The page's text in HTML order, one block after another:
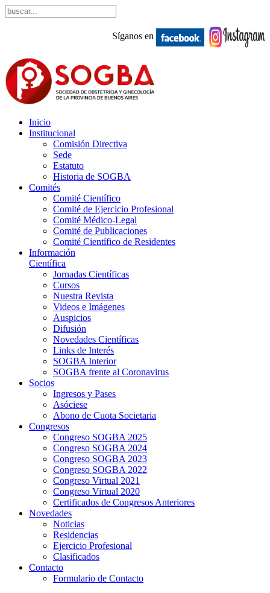
Síganos en
Inicio
Institucional
Comisión Directiva
Sede
Estatuto
Historia de SOGBA
Comités
Comité Científico
Comité de Ejercicio Profesional
Comité Médico-Legal
Comité de Publicaciones
Comité Científico de Residentes
Información
Científica
Jornadas Científicas
Cursos
Nuestra Revista
Videos e Imágenes
Auspicios
Difusión
Novedades Científicas
Links de Interés
SOGBA Interior
SOGBA frente al Coronavirus
Socios
Ingresos y Pases
Asóciese
Abono de Cuota Societaria
Congresos
Congreso SOGBA 2025
Congreso SOGBA 2024
Congreso SOGBA 2023
Congreso SOGBA 2022
Congreso Virtual 2021
Congreso Virtual 2020
Certificados de Congresos Anteriores
Novedades
Noticias
Residencias
Ejercicio Profesional
Clasificados
Contacto
Formulario de Contacto